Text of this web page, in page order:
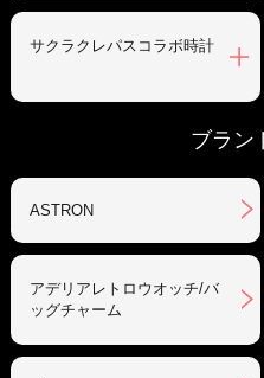
サクラクレパスコラボ時計
ブラン
ASTRON
アデリアレトロウオッチ/バ
ッグチャーム